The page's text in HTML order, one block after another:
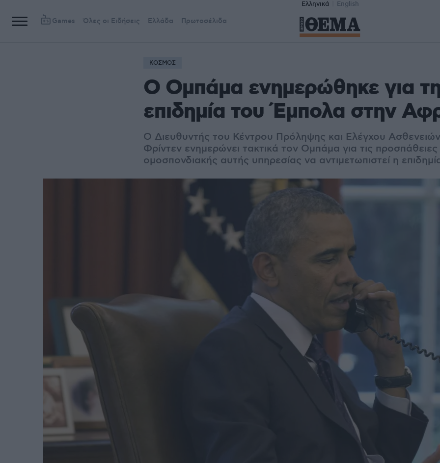
Ελληνικά English
Games Όλες οι Ειδήσεις Ελλάδα Πρωτοσέλιδα
ΚΟΣΜΟΣ
Ο Ομπάμα ενημερώθηκε για
επιδημία του Έμπολα στην
Ο Διευθυντής του Κέντρου Πρόληψης και Ελέγχου
Φρίντεν ενημερώνει τακτικά τον Ομπάμα για τις προσπάθειες
ομοσπονδιακής αυτής υπηρεσίας να αντιμετωπιστεί η